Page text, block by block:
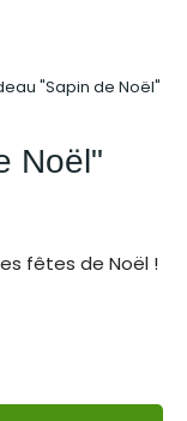
"Sapin de Noël"
Noël"
fêtes de Noël !